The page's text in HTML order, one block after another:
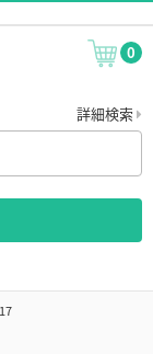
0
詳細検索